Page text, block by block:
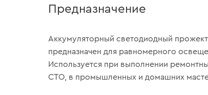
Предназначение
Аккумуляторный светодиодный
предназначен для равномерного
Используется при выполнении
СТО, в промышленных и домашних